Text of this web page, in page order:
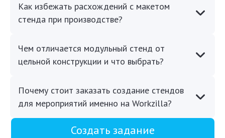
Как избежать расхождений с макетом
стенда при производстве?
Чем отличается модульный стенд от
цельной конструкции и что выбрать?
Почему стоит заказать создание стендов
для мероприятий именно на Workzilla?
Создать задание